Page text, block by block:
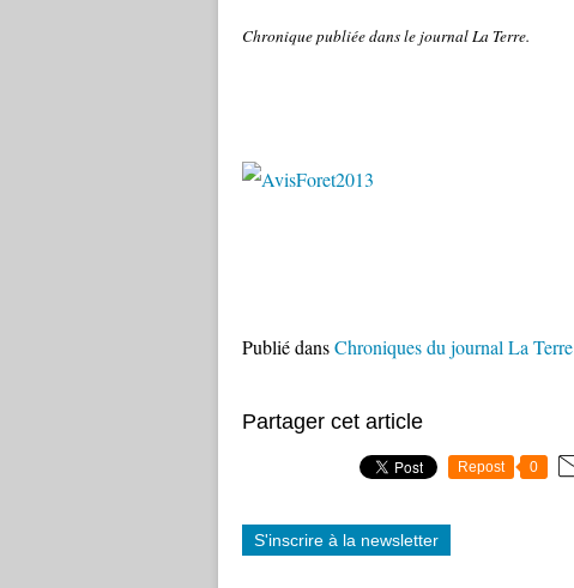
Chronique publiée dans le journal La Terre.
Publié dansChroniques du journal La Terre
Partager cet article
Repost 0
S'inscrire à la newsletter